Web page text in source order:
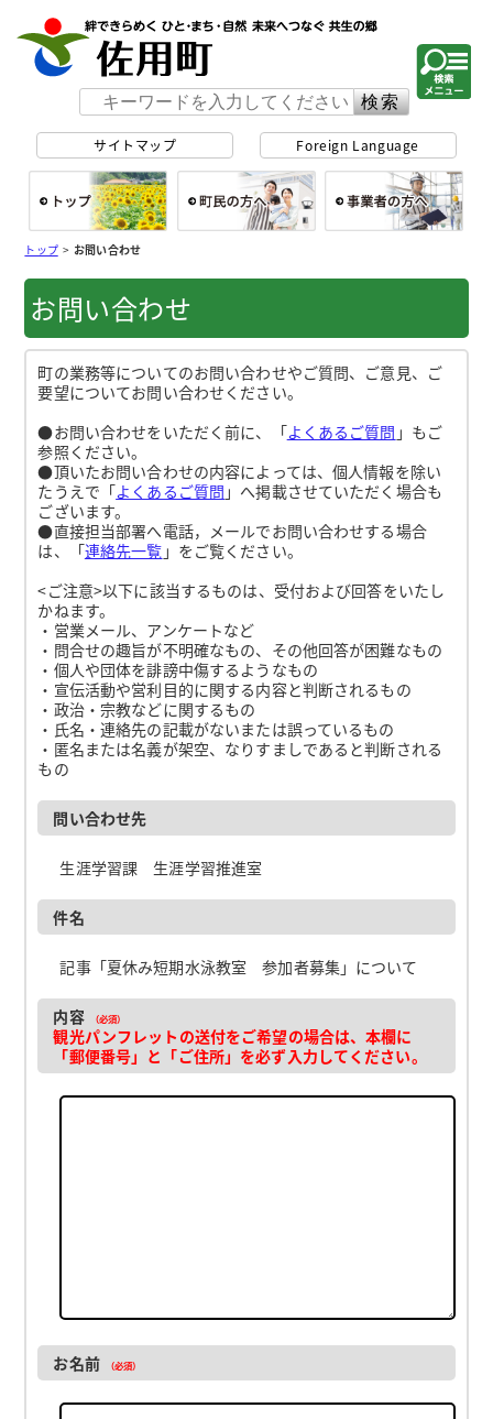
サイトマップ Foreign Language
トップ>お問い合わせ
お問い合わせ
町の業務等についてのお問い合わせやご質問、ご意見、ご
要望についてお問い合わせください。
●お問い合わせをいただく前に、「よくあるご質問 」もご
参照ください。
●頂いたお問い合わせの内容によっては、個人情報を除い
たうえで「よくあるご質問 」へ掲載させていただく場合も
ございます。
●直接担当部署へ電話，メールでお問い合わせする場合
は、「連絡先一覧 」をご覧ください。
<ご注意>以下に該当するものは、受付および回答をいたし
かねます。
・営業メール、アンケートなど
・問合せの趣旨が不明確なもの、その他回答が困難なもの
・個人や団体を誹謗中傷するようなもの
・宣伝活動や営利目的に関する内容と判断されるもの
・政治・宗教などに関するもの
・氏名・連絡先の記載がないまたは誤っているもの
・匿名または名義が架空、なりすましであると判断される
もの
問い合わせ先
生涯学習課 生涯学習推進室
件名
記事「夏休み短期水泳教室 参加者募集」について
内容 （必須）
観光パンフレットの送付をご希望の場合は、本欄に
「郵便番号」と「ご住所」を必ず入力してください。
お名前 （必須）